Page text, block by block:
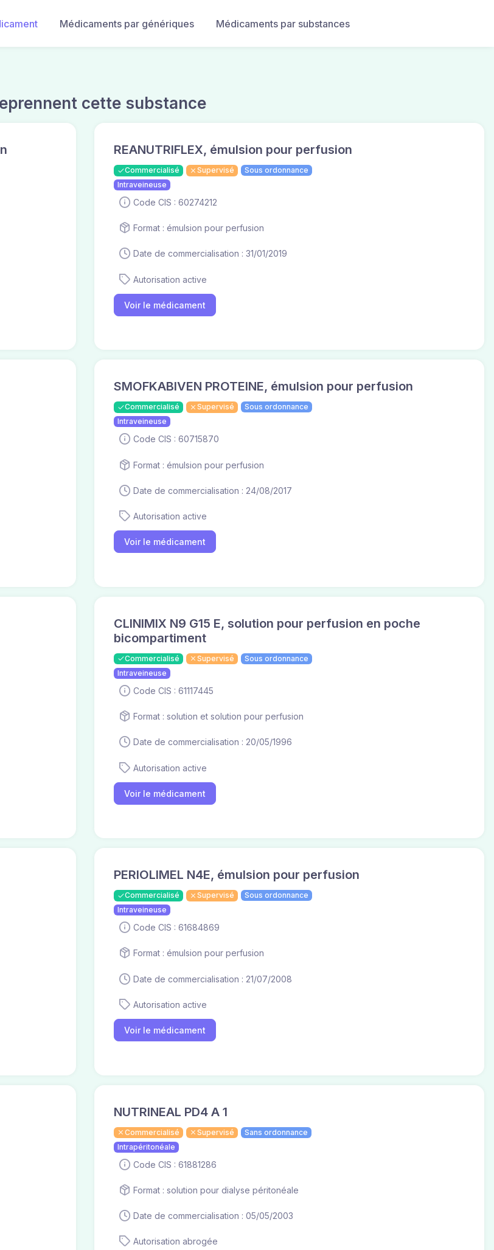
Médicaments par génériques Médicaments par substances
cette substance
REANUTRIFLEX, émulsion pour perfusion
Commercialisé Supervisé
Sous ordonnance
Intraveineuse
Code CIS : 60274212
Format : émulsion pour perfusion
Date de commercialisation : 31/01/2019
Autorisation active
Voir le médicament
SMOFKABIVEN PROTEINE, émulsion pour perfusion
Commercialisé Supervisé
Sous ordonnance
Intraveineuse
Code CIS : 60715870
Format : émulsion pour perfusion
Date de commercialisation : 24/08/2017
Autorisation active
Voir le médicament
CLINIMIX N9 G15 E, solution pour perfusion en poche
bicompartiment
Commercialisé Supervisé
Sous ordonnance
Intraveineuse
Code CIS : 61117445
Format : solution et solution pour perfusion
Date de commercialisation : 20/05/1996
Autorisation active
Voir le médicament
PERIOLIMEL N4E, émulsion pour perfusion
Commercialisé Supervisé
Sous ordonnance
Intraveineuse
Code CIS : 61684869
Format : émulsion pour perfusion
Date de commercialisation : 21/07/2008
Autorisation active
Voir le médicament
NUTRINEAL PD4 A 1
Commercialisé Supervisé
Sans ordonnance
Intrapéritonéale
Code CIS : 61881286
Format : solution pour dialyse péritonéale
Date de commercialisation : 05/05/2003
Autorisation abrogée